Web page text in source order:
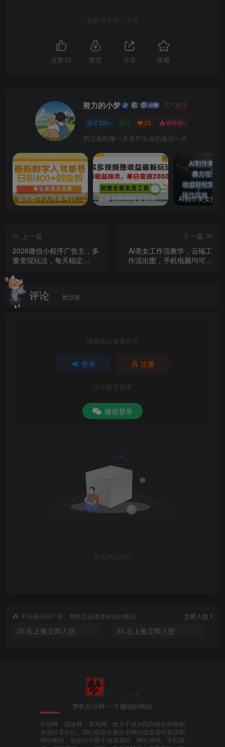
喜欢就支持一下吧
点赞21 赞赏 分享 收藏
努力的小梦 关注
2.3W+ 4 29 958W+
把活着的每一天看作生命的最后一天
最新数字人书单号日400+创业粉，单日变现五位数，市面卖5980附软件和详… 多多视频撸收益最新玩法，高收益技术，单日变现2000+，附赠全套技术资料
上一篇
2026微信小程序广告主，多
重变现玩法，每天稳定
下一篇
AI美女工作流教学，云端工
作流出图，手机电脑均可，
评论 抢沙发
请登录后发表评论
登录 注册
社交账号登录
微信登录
暂无评论内容
不担保任何广告，网络交易请谨慎自行甄别 立即入驻
右上角立即入驻 右上角立即入驻
梦帆创业网-一个赚钱的网站
中创网，福缘网，冒泡网。致力于成为国内领先的网创
资源分享论坛。我们精选并整合全网的优质源码资源和
网创教程，包括但不限于游戏源码、网站源码、手机源